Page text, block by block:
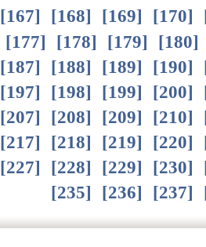
[167] [168] [169] [170]
[177] [178] [179] [180]
[187] [188] [189] [190]
[197] [198] [199] [200]
[207] [208] [209] [210]
[217] [218] [219] [220]
[227] [228] [229] [230]
[235] [236] [237]